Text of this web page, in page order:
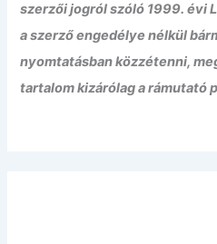
szerzői jogról szóló 1999. évi
a szerző engedélye nélkül
nyomtatásban közzétenni,
tartalom kizárólag a rámutató